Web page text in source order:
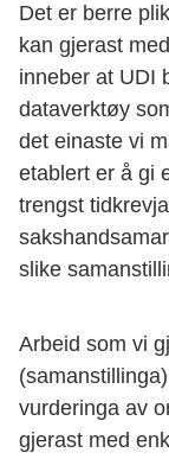
Det er berre
kan gjerast
inneber at UDI
dataverktøy
det einaste vi
etablert er å gi
trengst
slike
Arbeid som vi
vurderinga av
gjerast med